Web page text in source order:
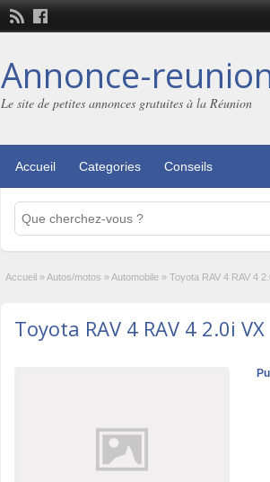
Annonce-
Le site de petites annonces gratuites à la Réunion
Accueil Categories Conseils
Accueil »Autos/motos »Automobile » Toyota RAV 4 RAV 4
Toyota RAV 4 RAV 4 2.0i VX